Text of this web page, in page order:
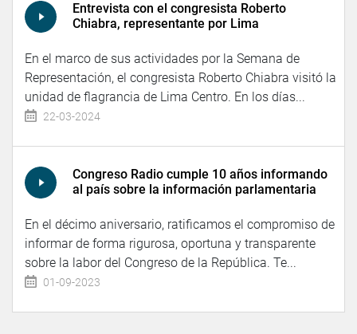
Entrevista con el congresista Roberto
Chiabra, representante por Lima
En el marco de sus actividades por la Semana de
Representación, el congresista Roberto Chiabra visitó la
unidad de flagrancia de Lima Centro. En los días...
22-03-2024
Congreso Radio cumple 10 años informando
al país sobre la información parlamentaria
En el décimo aniversario, ratificamos el compromiso de
informar de forma rigurosa, oportuna y transparente
sobre la labor del Congreso de la República. Te...
01-09-2023